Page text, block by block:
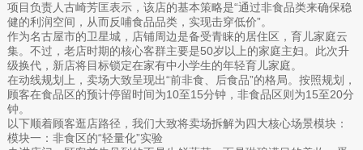
项目负责人古崎芳匡表示，该店的基本策略是“通过非食品类来确保稳
健的利润空间，从而反哺食品品类，实现击穿低价”。
作为名古屋市的卫星城，店铺周边是备受青睐的居住区，育儿家庭云
集。不过，老店时期的核心客群主要是50岁以上的家庭主妇。此次升
级换代，新店将目标锁定在家有中小学生的年轻育儿家庭。
在动线规划上，卖场大致呈现出“前非食、后食品”的格局。按照规划，
顾客在食品区的预计停留时间为10至15分钟，非食品区则为15至20分
钟。
以下顺着顾客逛店路径，我们大致将卖场拆解为四大核心场景模块：
模块一：非食区的“轻量化”实验